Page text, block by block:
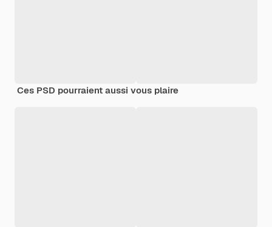
Ces PSD pourraient aussi vous plaire